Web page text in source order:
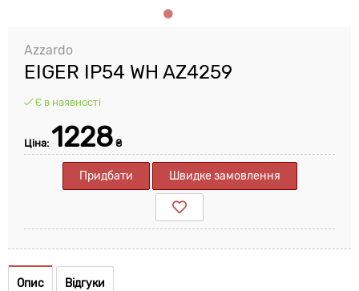
Azzardo
EIGER IP54 WH AZ4259
Є в наявності
Ціна: 1228 ₴
Придбати Швидке замовлення
Опис Відгуки